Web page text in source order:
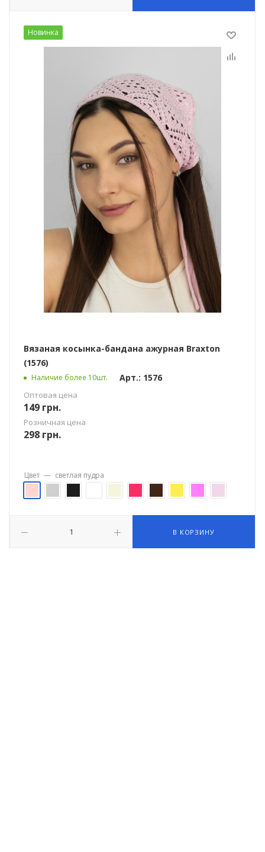
Новинка
Вязаная косынка-бандана ажурная Braxton
(1576)
Наличие более 10шт. Арт.: 1576
Оптовая цена
149 грн.
Розничная цена
298 грн.
В КОРЗИНУ
Цвет — светлая пудра